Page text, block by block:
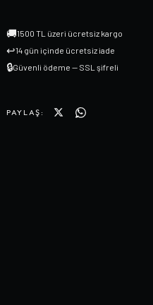
🚚1500 TL üzeri ücretsiz kargo
↩14 gün içinde ücretsiz iade
🔒Güvenli ödeme — SSL şifreli
PAYLAŞ: